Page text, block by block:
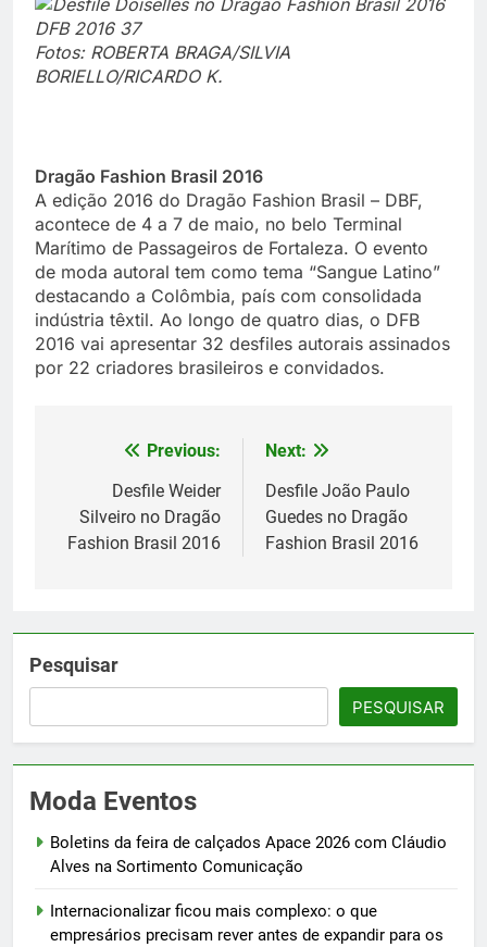
Fotos: ROBERTA BRAGA/SILVIA
BORIELLO/RICARDO K.
Dragão Fashion Brasil 2016
A edição 2016 do Dragão Fashion Brasil – DBF,
acontece de 4 a 7 de maio, no belo Terminal
Marítimo de Passageiros de Fortaleza. O evento
de moda autoral tem como tema “Sangue Latino”
destacando a Colômbia, país com consolidada
indústria têxtil. Ao longo de quatro dias, o DFB
2016 vai apresentar 32 desfiles autorais assinados
por 22 criadores brasileiros e convidados.
Navegação
Post
Previous:
Desfile Weider
Silveiro no Dragão
Fashion Brasil 2016
Next:
Desfile João Paulo
Guedes no Dragão
Fashion Brasil 2016
Pesquisar
PESQUISAR
Moda Eventos
Boletins da feira de calçados Apace 2026 com Cláudio
Alves na Sortimento Comunicação
Internacionalizar ficou mais complexo: o que
empresários precisam rever antes de expandir para os